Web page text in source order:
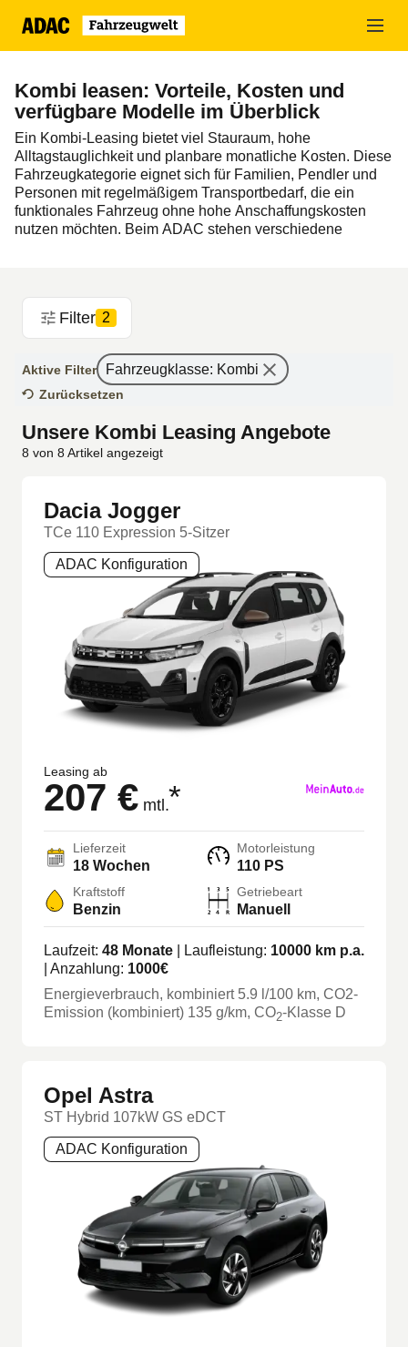
Kombi leasen: Vorteile, Kosten und
verfügbare Modelle im Überblick
Ein Kombi‑Leasing bietet viel Stauraum, hohe
Alltagstauglichkeit und planbare monatliche Kosten. Diese
Fahrzeugkategorie eignet sich für Familien, Pendler und
Personen mit regelmäßigem Transportbedarf, die ein
funktionales Fahrzeug ohne hohe Anschaffungskosten
nutzen möchten. Beim ADAC stehen verschiedene
Wählen Sie online ein Modell aus und kombinieren Sie es
mit flexiblen Laufzeiten und Kilometerpaketen, die zu
Ihrem Bedarf passen. Jetzt
Filter 2
Aktive Filter Fahrzeugklasse: Kombi
Zurücksetzen
Unsere Kombi Leasing Angebote
8 von 8 Artikel angezeigt
Dacia Jogger
TCe 110 Expression 5-Sitzer
ADAC Konfiguration
Leasing ab
207 € mtl.*
Lieferzeit
18 Wochen
Motorleistung
110 PS
Kraftstoff
Benzin
Getriebeart
Manuell
Laufzeit: 48 Monate | Laufleistung: 10000 km p.a.
| Anzahlung: 1000€
Energieverbrauch, kombiniert 5.9 l/100 km, CO2-
Emission (kombiniert) 135 g/km, CO2-Klasse D
Opel Astra
ST Hybrid 107kW GS eDCT
ADAC Konfiguration